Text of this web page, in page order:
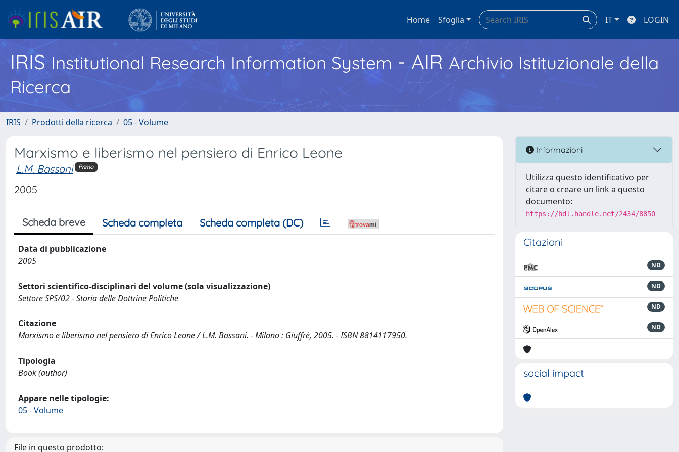
Home Sfoglia IT LOGIN
IRISInstitutional Research Information System - AIR Archivio Istituzionale della
Ricerca
IRIS Prodotti della ricerca 05 - Volume
Marxismo e liberismo nel pensiero di Enrico Leone
L.M. Bassani Primo
2005
Scheda breve Scheda completa Scheda completa (DC)
Data di pubblicazione
2005
Settori scientifico-disciplinari del volume (sola visualizzazione)
Settore SPS/02 - Storia delle Dottrine Politiche
Citazione
Marxismo e liberismo nel pensiero di Enrico Leone / L.M. Bassani. - Milano : Giuffrè, 2005. - ISBN 8814117950.
Tipologia
Book (author)
Appare nelle tipologie:
05 - Volume
File in questo prodotto:
Informazioni
Utilizza questo identificativo per
citare o creare un link a questo
documento:
https://hdl.handle.net/2434/8850
Citazioni
ND
ND
ND
ND
social impact